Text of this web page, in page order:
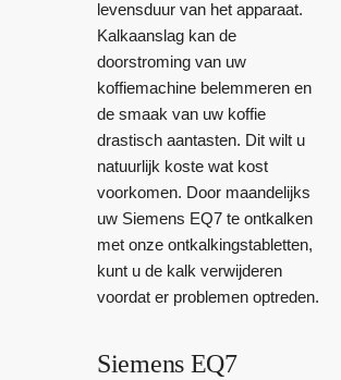
levensduur van het apparaat.
Kalkaanslag kan de
doorstroming van uw
koffiemachine belemmeren en
de smaak van uw koffie
drastisch aantasten. Dit wilt u
natuurlijk koste wat kost
voorkomen. Door maandelijks
uw Siemens EQ7 te ontkalken
met onze ontkalkingstabletten,
kunt u de kalk verwijderen
voordat er problemen optreden.
Siemens EQ7